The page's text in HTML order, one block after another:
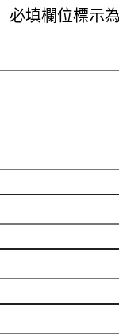
必填欄位標示為